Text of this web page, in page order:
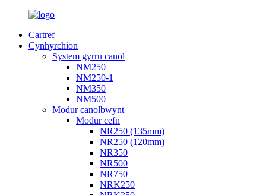
Cartref
Cynhyrchion
System gyrru canol
NM250
NM250-1
NM350
NM500
Modur canolbwynt
Modur cefn
NR250 (135mm)
NR250 (120mm)
NR350
NR500
NR750
NRK250